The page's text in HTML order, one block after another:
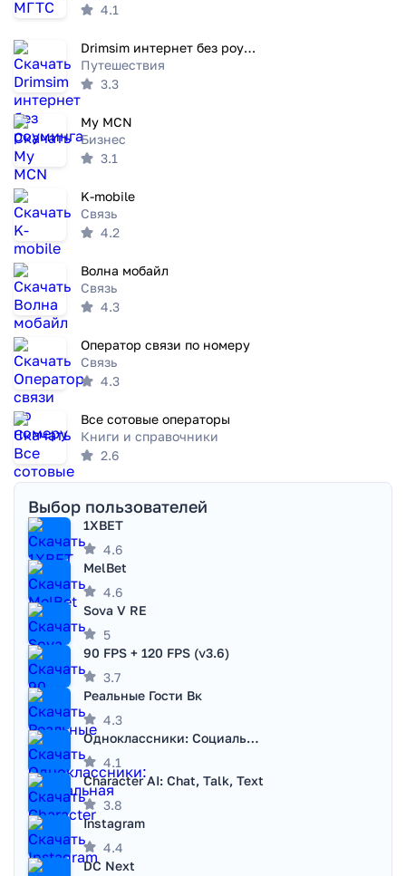
4.1
Drimsim интернет без роуминга
Путешествия
3.3
My MCN
Бизнес
3.1
K-mobile
Связь
4.2
Волна мобайл
Связь
4.3
Оператор связи по номеру
Связь
4.3
Все сотовые операторы
Книги и справочники
2.6
Выбор пользователей
1XBET
4.6
MelBet
4.6
Sova V RE
5
90 FPS + 120 FPS (v3.6)
3.7
Реальные Гости Вк
4.3
Одноклассники: Социальная сеть
4.1
Character AI: Chat, Talk, Text
3.8
Instagram
4.4
DC Next